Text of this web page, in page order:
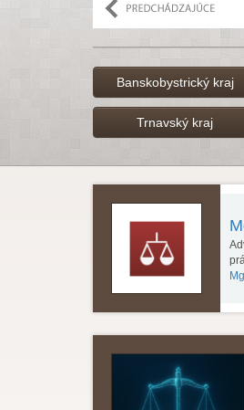
Banskobystrický kraj
Trnavský kraj